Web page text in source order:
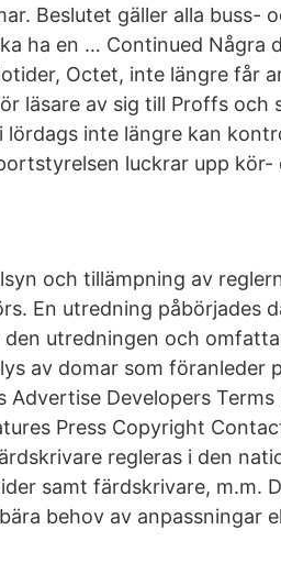
Beslutet gäller alla buss-
ha en … Continued Några
Octet, inte längre får
läsare av sig till Proffs och
inte längre kan
luckrar upp kör-
och tillämpning av
En utredning påbörjades
utredningen och
av domar som föranleder
Developers Terms
Press Copyright
regleras i den
samt färdskrivare, m.m.
behov av anpassningar